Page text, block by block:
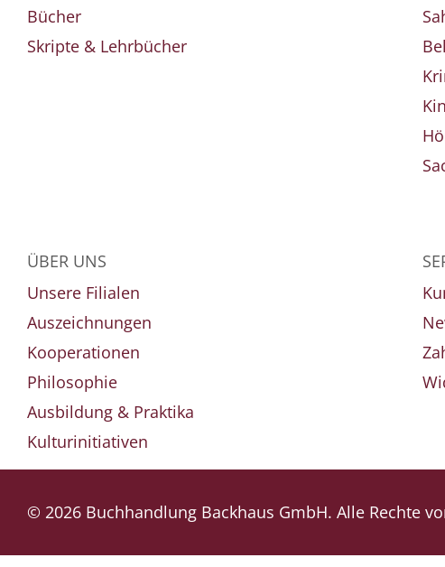
Bücher
Skripte & Lehrbücher
ÜBER UNS
Unsere Filialen
Auszeichnungen
Kooperationen
Philosophie
Ausbildung & Praktika
Kulturinitiativen
© 2026 Buchhandlung Backhaus GmbH. Alle Rechte